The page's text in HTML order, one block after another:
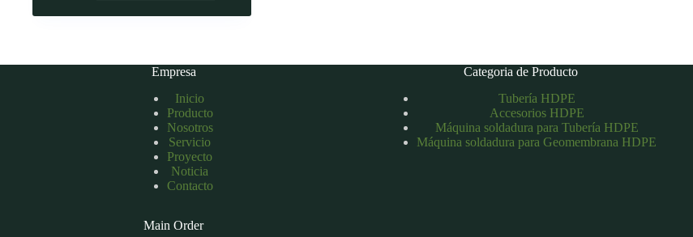
Empresa
Inicio
Producto
Nosotros
Servicio
Proyecto
Noticia
Contacto
Main Order
Categoria de Producto
Tubería HDPE
Accesorios HDPE
Máquina soldadura para Tubería HDPE
Máquina soldadura para Geomembrana HDPE